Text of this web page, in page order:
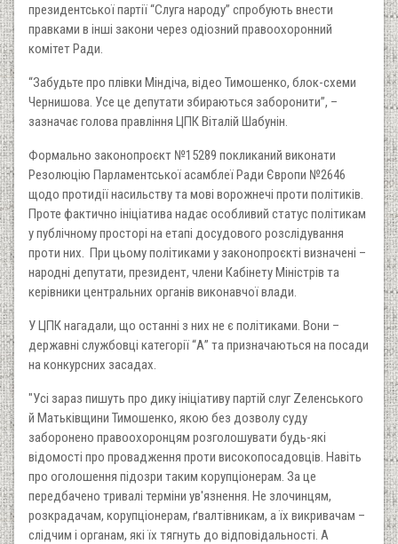
президентської партії “Слуга народу” спробують внести
правками в інші закони через одіозний правоохоронний
комітет Ради.
“Забудьте про плівки Міндіча, відео Тимошенко, блок-схеми
Чернишова. Усе це депутати збираються заборонити”, –
зазначає голова правління ЦПК Віталій Шабунін.
Формально законопроєкт №15289 покликаний виконати
Резолюцію Парламентської асамблеї Ради Європи №2646
щодо протидії насильству та мові ворожнечі проти політиків.
Проте фактично ініціатива надає особливий статус політикам
у публічному просторі на етапі досудового розслідування
проти них. При цьому політиками у законопроєкті визначені –
народні депутати, президент, члени Кабінету Міністрів та
керівники центральних органів виконавчої влади.
У ЦПК нагадали, що останні з них не є політиками. Вони –
державні службовці категорії “А” та призначаються на посади
на конкурсних засадах.
"Усі зараз пишуть про дику ініціативу партій слуг Zеленського
й Матьківщини Тимошенко, якою без дозволу суду
заборонено правоохоронцям розголошувати будь-які
відомості про провадження проти високопосадовців. Навіть
про оголошення підозри таким корупціонерам. За це
передбачено тривалі терміни ув'язнення. Не злочинцям,
розкрадачам, корупціонерам, ґвалтівникам, а їх викривачам –
слідчим і органам, які їх тягнуть до відповідальності. А